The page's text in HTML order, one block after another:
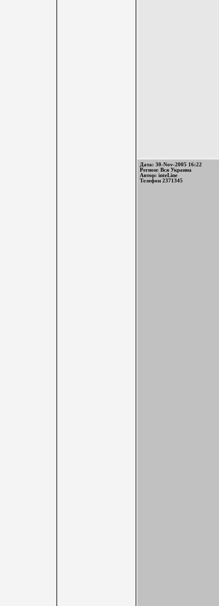
Дата: 30-Nov-2005 16:22
Регион: Вся Украина
Автор: inteLine
Телефон 2371345